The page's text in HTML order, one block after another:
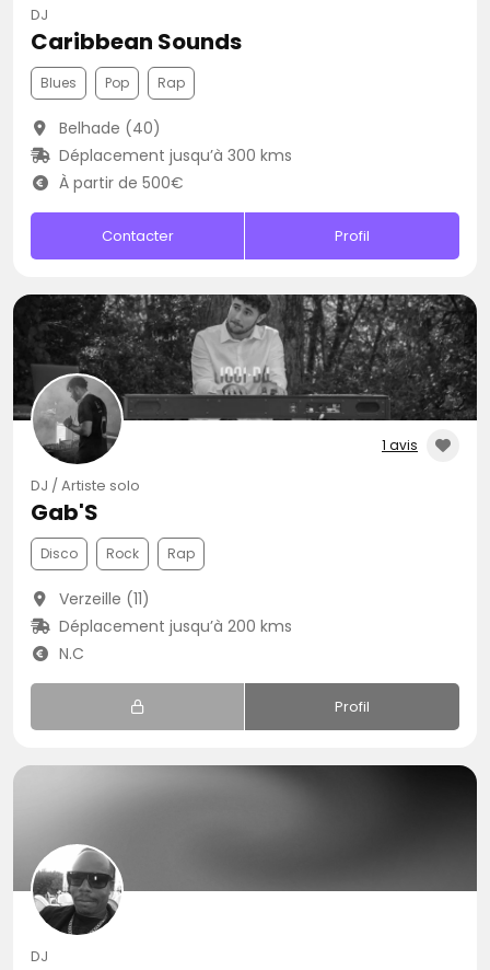
DJ
Caribbean Sounds
Blues Pop Rap
Belhade (40)
Déplacement jusqu’à 300 kms
À partir de 500€
Contacter Profil
1 avis
DJ / Artiste solo
Gab'S
Disco Rock Rap
Verzeille (11)
Déplacement jusqu’à 200 kms
N.C
Profil
DJ